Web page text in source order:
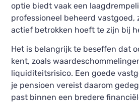
optie biedt vaak een
professioneel beheerd vastgoed,
actief betrokken hoeft te zijn bij
Het is belangrijk te beseffen dat
kent, zoals
liquiditeitsrisico. Een goede
je pensioen vereist daarom
past binnen een bredere